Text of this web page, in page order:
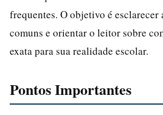
frequentes. O objetivo é esclarecer
comuns e orientar o leitor sobre
exata para sua realidade escolar.
Pontos Importantes